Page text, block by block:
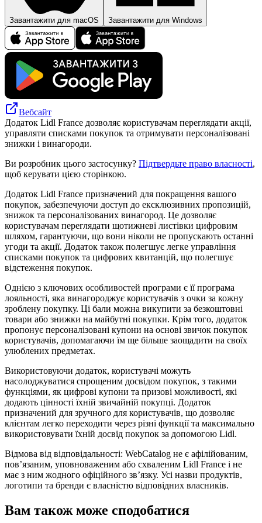
Завантажити для macOS Завантажити для Windows
Вебсайт
Додаток Lidl France дозволяє користувачам переглядати акції,
управляти списками покупок та отримувати персоналізовані
знижки і винагороди.
Ви розробник цього застосунку? Підтвердьте право власності,
щоб керувати цією сторінкою.
Додаток Lidl France призначений для покращення вашого
покупок, забезпечуючи доступ до ексклюзивних пропозицій,
знижок та персоналізованих винагород. Це дозволяє
користувачам переглядати щотижневі листівки цифровим
шляхом, гарантуючи, що вони ніколи не пропускають останні
угоди та акції. Додаток також полегшує легке управління
списками покупок та цифрових квитанцій, що полегшує
відстеження покупок.
Однією з ключових особливостей програми є її програма
лояльності, яка винагороджує користувачів з очки за кожну
зроблену покупку. Ці бали можна викупити за безкоштовні
товари або знижки на майбутні покупки. Крім того, додаток
пропонує персоналізовані купони на основі звичок покупок
користувачів, допомагаючи їм ще більше заощадити на своїх
улюблених предметах.
Використовуючи додаток, користувачі можуть
насолоджуватися спрощеним досвідом покупок, з такими
функціями, як цифрові купони та призові можливості, які
додають цінності їхній звичайній покупці. Додаток
призначений для зручного для користувачів, що дозволяє
клієнтам легко переходити через різні функції та максимально
використовувати їхній досвід покупок за допомогою Lidl.
Відмова від відповідальності: WebCatalog не є афілійованим,
пов’язаним, уповноваженим або схваленим Lidl France і не
має з ним жодного офіційного зв’язку. Усі назви продуктів,
логотипи та бренди є власністю відповідних власників.
Вам також може сподобатися